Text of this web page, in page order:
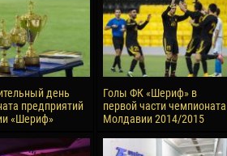
день
предприятий
«Шериф»
Голы ФК «Шериф» в
первой части чемпионата
Молдавии 2014/2015